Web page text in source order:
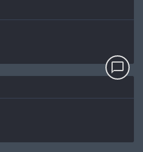
chat_bubble_outline